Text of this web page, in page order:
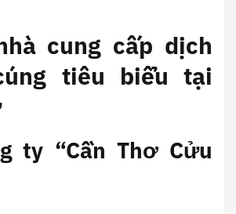
cung cấp dịch
tiêu biểu tại
ty “Cần Thơ Cửu